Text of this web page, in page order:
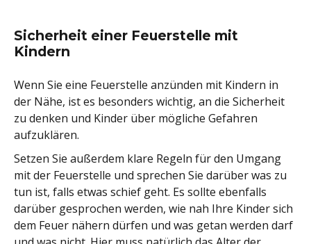
Sicherheit einer Feuerstelle mit
Kindern
Wenn Sie eine Feuerstelle anzünden mit Kindern in
der Nähe, ist es besonders wichtig, an die Sicherheit
zu denken und Kinder über mögliche Gefahren
aufzuklären.
Setzen Sie außerdem klare Regeln für den Umgang
mit der Feuerstelle und sprechen Sie darüber was zu
tun ist, falls etwas schief geht. Es sollte ebenfalls
darüber gesprochen werden, wie nah Ihre Kinder sich
dem Feuer nähern dürfen und was getan werden darf